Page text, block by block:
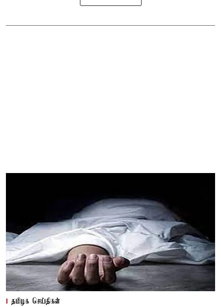
தமிழக செய்திகள்